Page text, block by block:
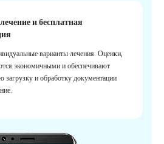
и бесплатная
варианты лечения. Оценки,
экономичными и обеспечивают
загрузку и обработку документации